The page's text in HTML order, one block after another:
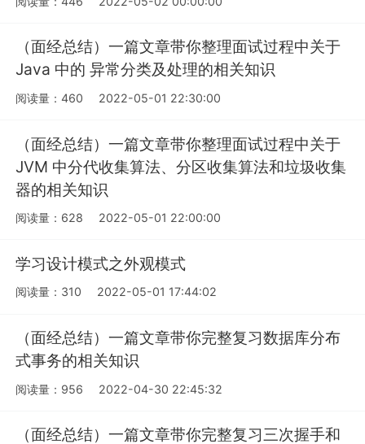
（面经总结）一篇文章带你整理面试过程中关于
Java 中的 异常分类及处理的相关知识
阅读量：460 2022-05-01 22:30:00
（面经总结）一篇文章带你整理面试过程中关于
JVM 中分代收集算法、分区收集算法和垃圾收集
器的相关知识
阅读量：628 2022-05-01 22:00:00
学习设计模式之外观模式
阅读量：310 2022-05-01 17:44:02
（面经总结）一篇文章带你完整复习数据库分布
式事务的相关知识
阅读量：956 2022-04-30 22:45:32
（面经总结）一篇文章带你完整复习三次握手和